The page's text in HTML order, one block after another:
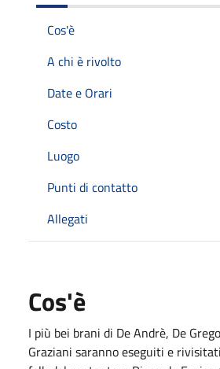
Cos'è
A chi è rivolto
Date e Orari
Costo
Luogo
Punti di contatto
Allegati
Cos'è
I più bei brani di De Andrè, De
Graziani saranno eseguiti e